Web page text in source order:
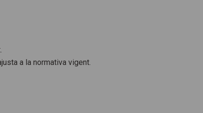
a la normativa vigent.